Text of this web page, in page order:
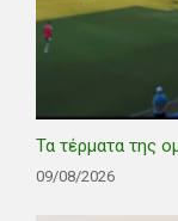
Τα τέρματα της
09/08/2026